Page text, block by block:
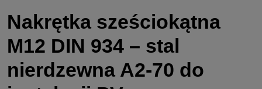
Nakrętka sześciokątna
M12 DIN 934 – stal
nierdzewna A2-70 do